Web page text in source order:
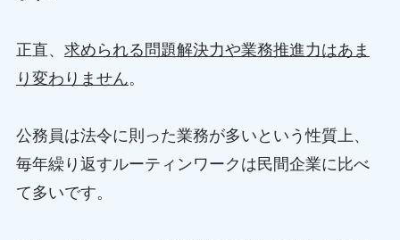
正直、 求められる問題解決力や業務推進力はあま
り変わりません。
公務員は法令に則った業務が多いという性質上、
毎年繰り返すルーティンワークは民間企業に比べ
て多いです。